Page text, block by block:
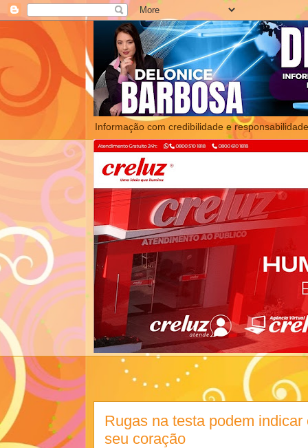
Informação com credibilidade e
Rugas na testa podem
seu coração